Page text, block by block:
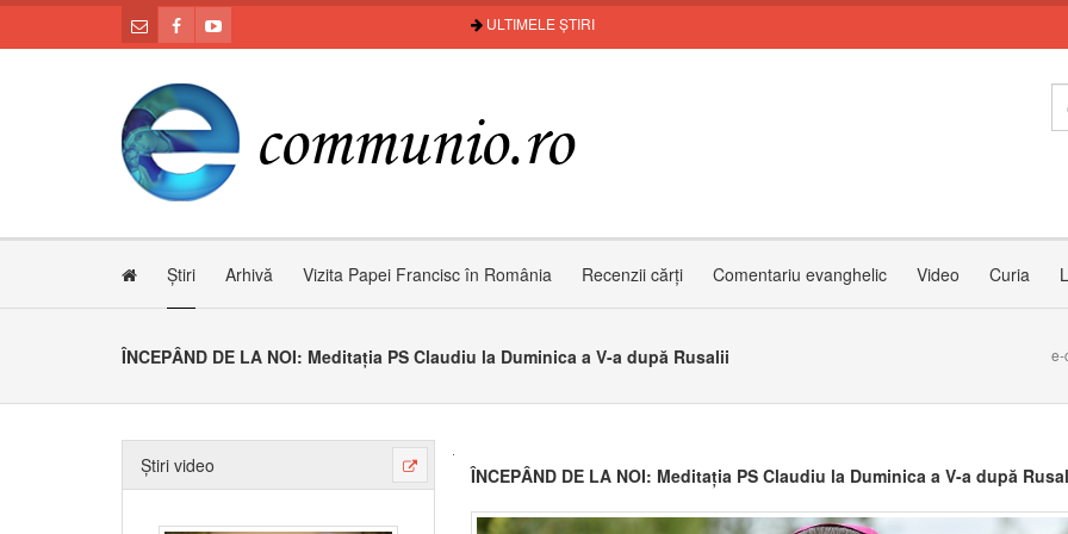
ULTIMELE ȘTIRI
Știri Arhivă Vizita Papei Francisc în România Recenzii cărți Comentariu evanghelic Video Curia
ÎNCEPÂND DE LA NOI: Meditația PS Claudiu la Duminica a V-a după Rusalii e-
Știri video ÎNCEPÂND DE LA NOI: Meditația PS Claudiu la Duminica a V-a după